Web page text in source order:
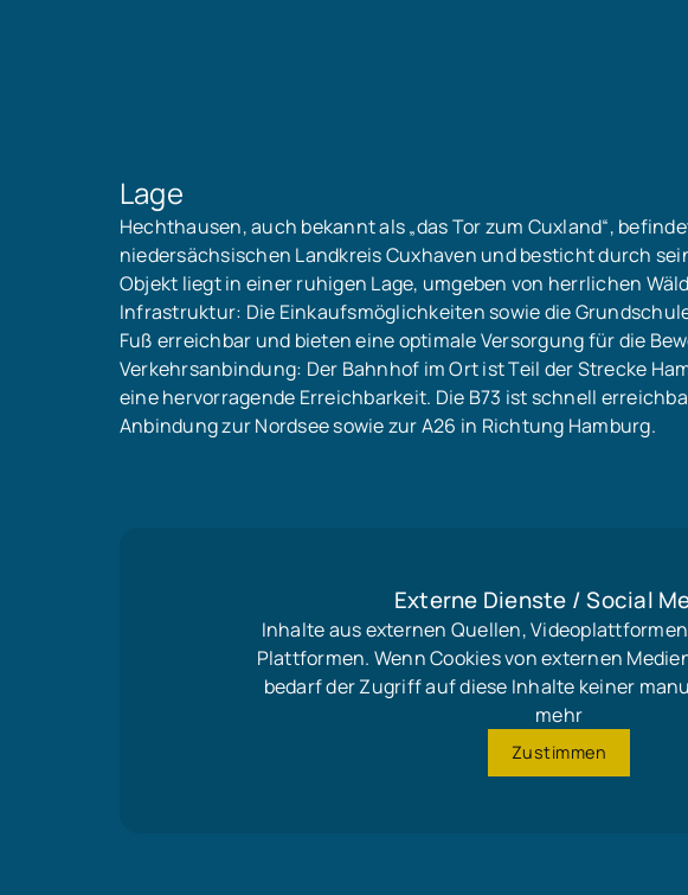
Lage
Hechthausen, auch bekannt als „das Tor zum Cuxland“,
niedersächsischen Landkreis Cuxhaven und besticht durch
Objekt liegt in einer ruhigen Lage, umgeben von herrlichen
Infrastruktur: Die Einkaufsmöglichkeiten sowie die
Fuß erreichbar und bieten eine optimale Versorgung für die
Verkehrsanbindung: Der Bahnhof im Ort ist Teil der Strecke
eine hervorragende Erreichbarkeit. Die B73 ist schnell
Anbindung zur Nordsee sowie zur A26 in Richtung Hamburg.
Externe Dienste / Social
Inhalte aus externen Quellen,
Plattformen. Wenn Cookies von externen
bedarf der Zugriff auf diese Inhalte keiner
mehr
Zustimmen